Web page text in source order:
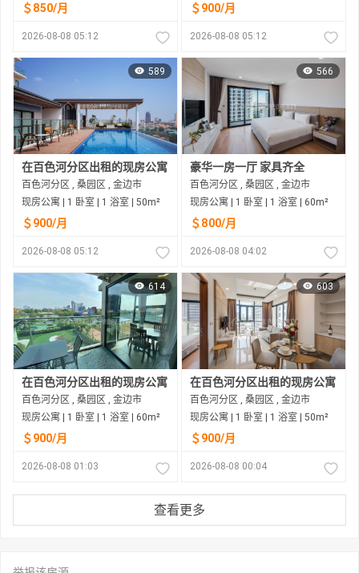
＄850/月
2026-08-08 05:12
＄900/月
2026-08-08 05:12
589
在百色河分区出租的现房公寓
百色河分区 , 桑园区 , 金边市
现房公寓 | 1 卧室 | 1 浴室 | 50m²
＄900/月
2026-08-08 05:12
566
豪华一房一厅 家具齐全
百色河分区 , 桑园区 , 金边市
现房公寓 | 1 卧室 | 1 浴室 | 60m²
＄800/月
2026-08-08 04:02
614
在百色河分区出租的现房公寓
百色河分区 , 桑园区 , 金边市
现房公寓 | 1 卧室 | 1 浴室 | 60m²
＄900/月
2026-08-08 01:03
603
在百色河分区出租的现房公寓
百色河分区 , 桑园区 , 金边市
现房公寓 | 1 卧室 | 1 浴室 | 50m²
＄900/月
2026-08-08 00:04
查看更多